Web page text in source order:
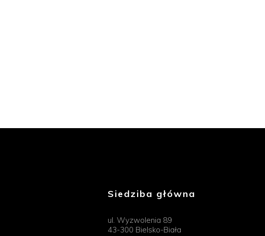
Siedziba główna
ul. Wyzwolenia 89
43-300 Bielsko-Biała